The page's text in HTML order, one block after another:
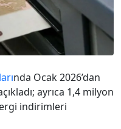
nda Ocak 2026’dan
ayrıca 1,4 milyon
indirimleri